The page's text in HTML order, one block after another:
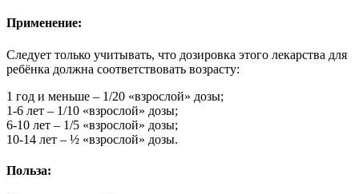
Применение:
Следует только учитывать, что дозировка этого лекарства для
ребёнка должна соответствовать возрасту:
1 год и меньше – 1/20 «взрослой» дозы;
1-6 лет – 1/10 «взрослой» дозы;
6-10 лет – 1/5 «взрослой» дозы;
10-14 лет – ½ «взрослой» дозы.
Польза: